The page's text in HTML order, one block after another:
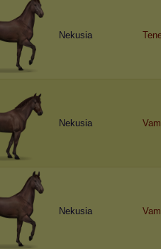
Nekusia
Nekusia
Nekusia